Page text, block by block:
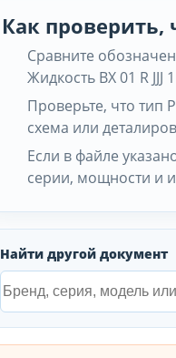
Как
Сравните
Жидкость BX 01 R JJJ
Проверьте, что тип
схема или
Если в файле
серии, мощности и
Найти другой документ